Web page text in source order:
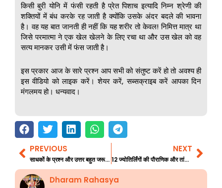
किसी बुरी योनि में फंसी रहती है प्रेत पिशाच इत्यादि निम्न श्रेणी की
शक्तियों में बंध करके रह जाती है क्योंकि उसके अंदर बदले की भावना
है। वह यह बात जानती ही नहीं कि यह शरीर तो केवल! निमित्त मात्र था
जिसे परमात्मा ने एक खेल खेलने के लिए रचा था और उस खेल को वह
सत्य मानकर उसी में फंस जाती है।
इस प्रकार आज के सारे प्रश्न आप सभी को संतुष्ट करें हो तो अवश्य ही
इस वीडियो को लाइक करें। शेयर करें, सब्सक्राइब करें आपका दिन
मंगलमय हो। धन्यवाद।
Prev
PREVIOUS
साधकों के प्रश्न और उत्तर बहुत जरूरी जानकारी 89
NEXT
12 ज्योतिर्लिंगों की पौराणिक और तांत्रिक कथाएं अघोरा तांत्रिक भाग 4
Dharam Rahasya